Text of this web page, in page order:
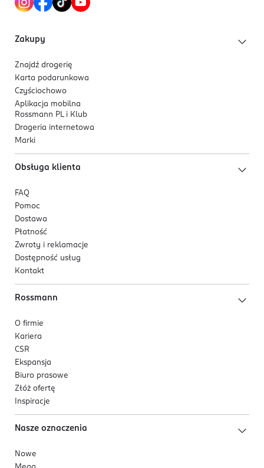
Zakupy
Znajdź drogerię
Karta podarunkowa
Czyściochowo
Aplikacja mobilna
Rossmann PL i Klub
Drogeria internetowa
Marki
Obsługa klienta
FAQ
Pomoc
Dostawa
Płatność
Zwroty i reklamacje
Dostępność usług
Kontakt
Rossmann
O firmie
Kariera
CSR
Ekspansja
Biuro prasowe
Złóż ofertę
Inspiracje
Nasze oznaczenia
Nowe